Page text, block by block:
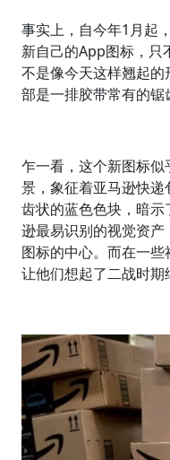
事实上，自今年1月起
新自己的App图标，只
不是像今天这样翘起的
部是一排胶带常有的锯
乍一看，这个新图标
景，象征着亚马逊快
齿状的蓝色色块，暗
逊最易识别的视觉资产
图标的中心。而在一
让他们想起了二战时期